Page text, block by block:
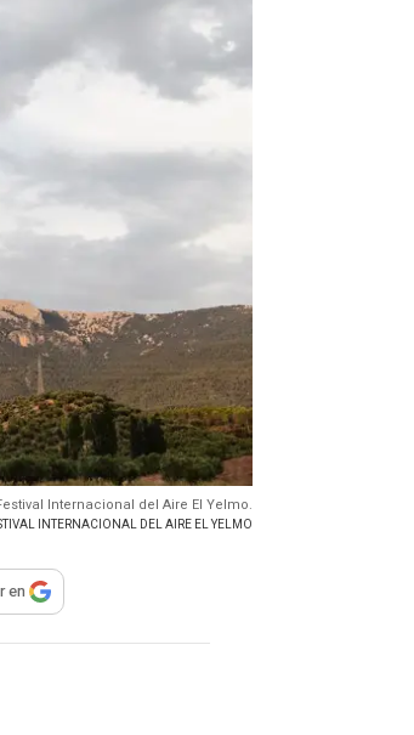
Internacional del Aire El Yelmo.
INTERNACIONAL DEL AIRE EL YELMO
compartir
en